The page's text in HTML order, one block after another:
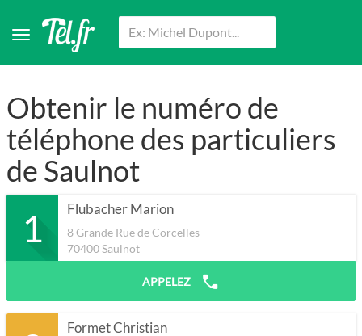
Obtenir le numéro de
téléphone des particuliers
de Saulnot
1 Flubacher Marion
8 Grande Rue de Corcelles
70400Saulnot
APPELEZ
Formet Christian